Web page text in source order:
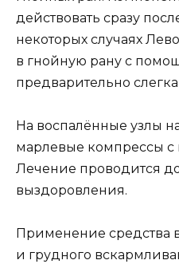
действовать сразу
некоторых случаях
в гнойную рану с
предварительно
На воспалённые узлы
марлевые компрессы с
Лечение проводится
выздоровления.
Применение средства
и грудного